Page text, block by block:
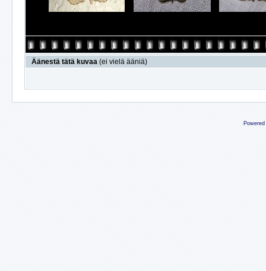
Äänestä tätä kuvaa (ei vielä ääniä)